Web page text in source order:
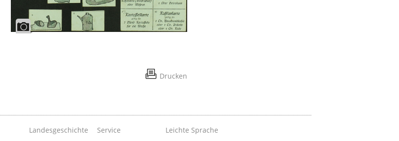
Drucken
Landesgeschichte Service Leichte Sprache